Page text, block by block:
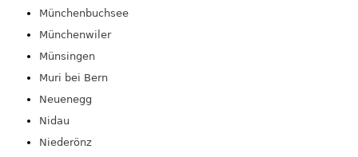
Münchenbuchsee
Münchenwiler
Münsingen
Muri bei Bern
Neuenegg
Nidau
Niederönz